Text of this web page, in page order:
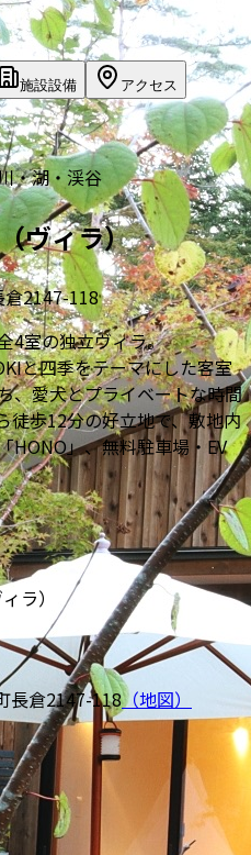
施設設備 アクセス
・湖・渓谷
ヴィラ）
倉2147-118
4室の独立ヴィラ。
と四季をテーマにした客室
、愛犬とプライベートな時間
徒歩12分の好立地で、敷地内
HONO」、無料駐車場・EV
ラ）
長倉2147-118（地図）